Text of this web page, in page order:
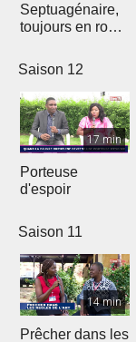
Septuagénaire,
toujours en route
Saison 12
17 min
Porteuse
d'espoir
Saison 11
14 min
Prêcher dans les